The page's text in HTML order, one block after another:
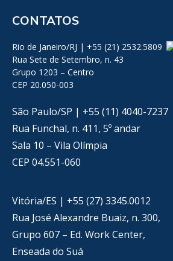
CONTATOS
Rio de Janeiro/RJ | +55 (21) 2532.5809
Rua Sete de Setembro, n. 43
Grupo 1203 – Centro
CEP 20.050-003
São Paulo/SP | +55 (11) 4040-7237
Rua Funchal, n. 411, 5º andar
Sala 10 – Vila Olímpia
CEP 04.551-060
Vitória/ES | +55 (27) 3345.0012
Rua José Alexandre Buaiz, n. 300,
Grupo 607 – Ed. Work Center,
Enseada do Suá